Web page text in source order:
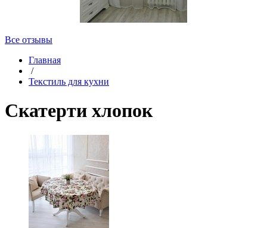
Все отзывы
Главная
/
Текстиль для кухни
Скатерти хлопок